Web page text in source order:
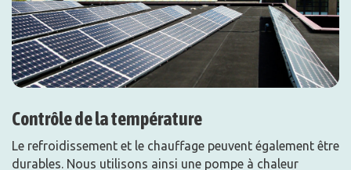
Contrôle de la température
Le refroidissement et le chauffage peuvent également être
durables. Nous utilisons ainsi une pompe à chaleur